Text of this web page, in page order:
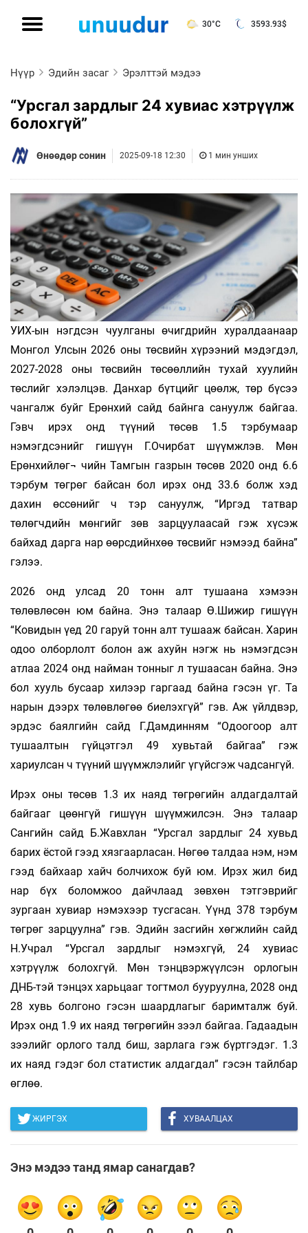
30°C 3593.93$
Нүүр Эдийн засаг Эрэлттэй мэдээ
“Урсгал зардлыг 24 хувиас хэтрүүлж
болохгүй”
Өнөөдөр сонин 2025-09-18 12:30 1 мин унших
УИХ-ын нэгдсэн чуулганы өчигдрийн хуралдаанаар
Монгол Улсын 2026 оны төсвийн хүрээний мэдэгдэл,
2027-2028 оны төсвийн төсөөллийн тухай хуулийн
төслийг хэлэлцэв. Данхар бүтцийг цөөлж, төр бүсээ
чангалж буйг Ерөнхий сайд байнга сануулж байгаа.
Гэвч ирэх онд түүний төсөв 1.5 тэрбумаар
нэмэгдсэнийг гишүүн Г.Очирбат шүүмжлэв. Мөн
Ерөнхийлөг¬ чийн Тамгын газрын төсөв 2020 онд 6.6
тэрбум төгрөг байсан бол ирэх онд 33.6 болж хэд
дахин өссөнийг ч тэр сануулж, “Иргэд татвар
төлөгчдийн мөнгийг зөв зарцуулаасай гэж хүсэж
байхад дарга нар өөрсдийнхөө төсвийг нэмээд байна”
гэлээ.
2026 онд улсад 20 тонн алт тушаана хэмээн
төлөвлөсөн юм байна. Энэ талаар Ө.Шижир гишүүн
“Ковидын үед 20 гаруй тонн алт тушааж байсан. Харин
одоо олборлолт болон аж ахуйн нэгж нь нэмэгдсэн
атлаа 2024 онд найман тонныг л тушаасан байна. Энэ
бол хууль бусаар хилээр гаргаад байна гэсэн үг. Та
нарын дээрх төлөвлөгөө биелэхгүй” гэв. Аж үйлдвэр,
эрдэс баялгийн сайд Г.Дамдинням “Одоогоор алт
тушаалтын гүйцэтгэл 49 хувьтай байгаа” гэж
хариулсан ч түүний шүүмжлэлийг үгүйсгэж чадсангүй.
Ирэх оны төсөв 1.3 их наяд төгрөгийн алдагдалтай
байгааг цөөнгүй гишүүн шүүмжилсэн. Энэ талаар
Сангийн сайд Б.Жавхлан “Урсгал зардлыг 24 хувьд
барих ёстой гээд хязгаарласан. Нөгөө талдаа нэм, нэм
гээд байхаар хайч болчихож буй юм. Ирэх жил бид
нар бүх боломжоо дайчлаад зөвхөн тэтгэврийг
зургаан хувиар нэмэхээр тусгасан. Үүнд 378 тэрбум
төгрөг зарцуулна” гэв. Эдийн засгийн хөгжлийн сайд
Н.Учрал “Урсгал зардлыг нэмэхгүй, 24 хувиас
хэтрүүлж болохгүй. Мөн тэнцвэржүүлсэн орлогын
ДНБ-тэй тэнцэх харьцааг тогтмол бууруулна, 2028 онд
28 хувь болгоно гэсэн шаардлагыг баримталж буй.
Ирэх онд 1.9 их наяд төгрөгийн зээл байгаа. Гадаадын
зээлийг орлого талд биш, зарлага гэж бүртгэдэг. 1.3
их наяд гэдэг бол статистик алдагдал” гэсэн тайлбар
өглөө.
ЖИРГЭХ ХУВААЛЦАХ
Энэ мэдээ танд ямар санагдав?